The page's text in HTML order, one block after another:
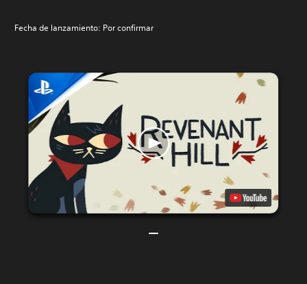
Fecha de lanzamiento: Por confirmar